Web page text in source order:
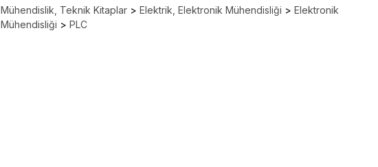
Mühendislik, Teknik Kitaplar > Elektrik, Elektronik Mühendisliği > Elektronik
Mühendisliği > PLC